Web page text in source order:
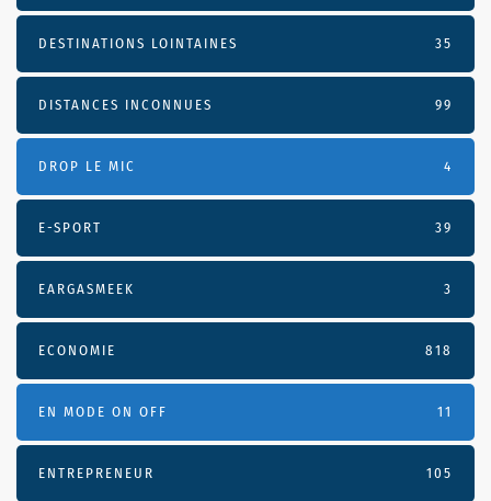
DESTINATIONS LOINTAINES 35
DISTANCES INCONNUES 99
DROP LE MIC 4
E-SPORT 39
EARGASMEEK 3
ECONOMIE 818
EN MODE ON OFF 11
ENTREPRENEUR 105